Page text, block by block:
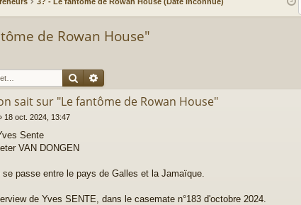
de Rowan House"
Rechercher
sait sur "Le fantôme de Rowan House"
18 oct. 2024, 13:47
Sente
VAN DONGEN
passe entre le pays de Galles et la Jamaïque.
de Yves SENTE, dans le casemate n°183 d'octobre 2024.